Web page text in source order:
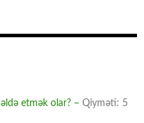
əldə etmək olar? – Qiyməti: 5